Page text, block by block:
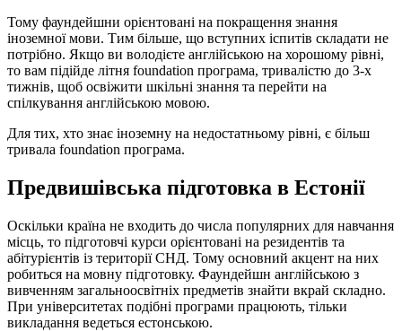
Тому фаундейшни орієнтовані на покращення знання
іноземної мови. Тим більше, що вступних іспитів складати не
потрібно. Якщо ви володієте англійською на хорошому рівні,
то вам підійде літня foundation програма, тривалістю до 3-х
тижнів, щоб освіжити шкільні знання та перейти на
спілкування англійською мовою.
Для тих, хто знає іноземну на недостатньому рівні, є більш
тривала foundation програма.
Предвишівська підготовка в Естонії
Оскільки країна не входить до числа популярних для навчання
місць, то підготовчі курси орієнтовані на резидентів та
абітурієнтів із території СНД. Тому основний акцент на них
робиться на мовну підготовку. Фаундейшн англійською з
вивченням загальноосвітніх предметів знайти вкрай складно.
При університетах подібні програми працюють, тільки
викладання ведеться естонською.